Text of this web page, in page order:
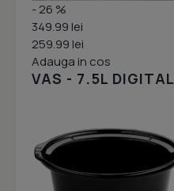
- 26 %
349.99 lei
259.99 lei
Adauga in cos
VAS - 7.5L DIGITAL